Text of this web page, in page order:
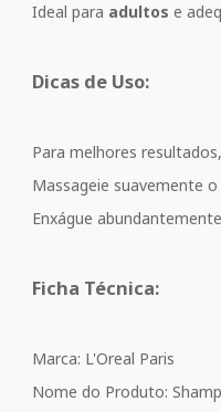
Ideal para adultos e
Dicas de Uso:
Para melhores
Massageie suavemente
Enxágue
Ficha Técnica:
Marca: L'Oreal Paris
Nome do Produto: